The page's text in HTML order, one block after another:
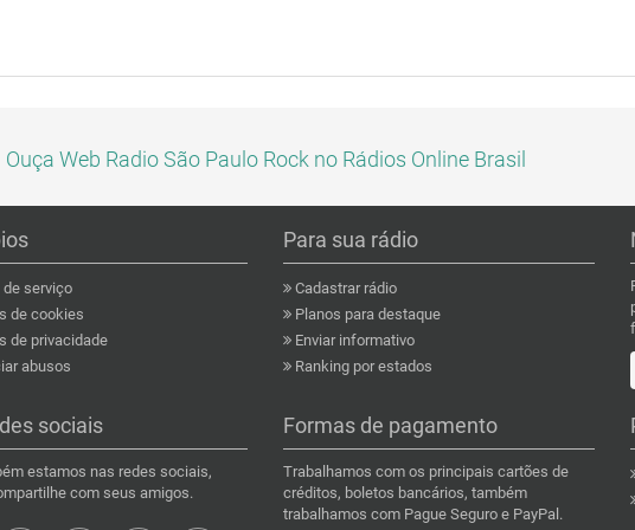
Ouça Web Radio São Paulo Rock no Rádios Online Brasil
serviço
de cookies
de privacidade
abusos
Para sua rádio
Cadastrar rádio
Planos para destaque
Enviar informativo
Ranking por estados
sociais
estamos nas redes sociais,
com seus amigos.
Formas de pagamento
Trabalhamos com os principais cartões de
créditos, boletos bancários, também
trabalhamos com Pague Seguro e PayPal.